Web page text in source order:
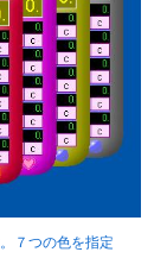
７つの色を指定